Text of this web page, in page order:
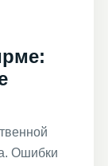
Ошибки